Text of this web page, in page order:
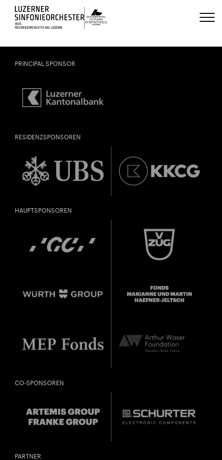
Luzerns Klavierfestival «Le Piano
PRINCIPAL SPONSOR
RESIDENZSPONSOREN
HAUPTSPONSOREN
CO-SPONSOREN
PARTNER